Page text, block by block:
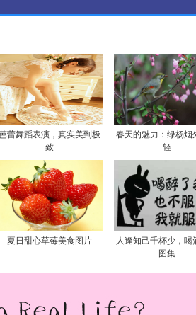
蕾舞蹈表演，真实美到极
致
春天的魅力：绿杨烟
轻
夏日甜心草莓美食图片
人逢知己千杯少，喝
图集